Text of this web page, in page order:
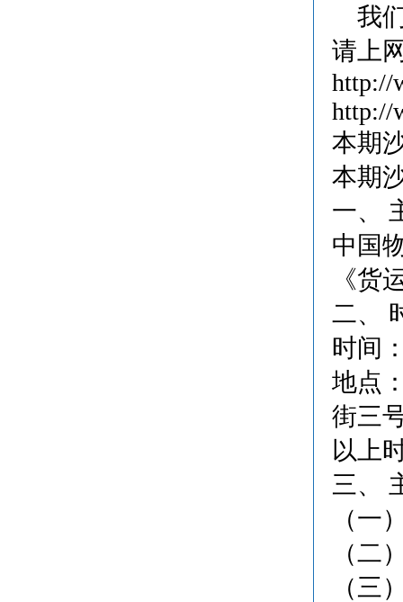
我们
请上
http://
http://
本期
本期
一、
中国
《货
二、
时间
地点
街三
以上
三、
（一
（二
（三